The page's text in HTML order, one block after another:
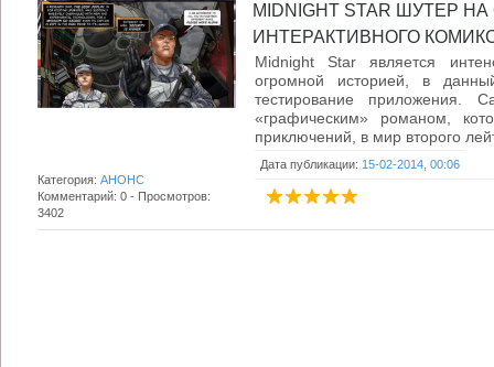
MIDNIGHT STAR ШУТЕР
ИНТЕРАКТИВНОГО
Midnight Star является
огромной историей, в
тестирование приложения.
«графическим» романом,
приключений, в мир второго
Дата публикации: 15-02-2014, 00:06
Категория: АНОНС
Комментарий: 0 - Просмотров:
3402